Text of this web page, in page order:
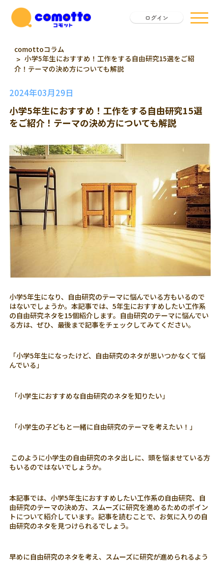
ログイン
comottoコラム
小学5年生におすすめ！工作をする自由研究15選をご紹
介！テーマの決め方についても解説
2024年03月29日
小学5年生におすすめ！工作をする自由研究15選
をご紹介！テーマの決め方についても解説
小学5年生になり、自由研究のテーマに悩んでいる方もいるので
はないでしょうか。本記事では、5年生におすすめしたい工作系
の自由研究ネタを15個紹介します。自由研究のテーマに悩んでい
る方は、ぜひ、最後まで記事をチェックしてみてください。
「小学5年生になったけど、自由研究のネタが思いつかなくて悩
んでいる」
「小学生におすすめな自由研究のネタを知りたい」
「小学生の子どもと一緒に自由研究のテーマを考えたい！」
このように小学生の自由研究のネタ出しに、頭を悩ませている方
もいるのではないでしょうか。
本記事では、小学5年生におすすめしたい工作系の自由研究、自
由研究のテーマの決め方、スムーズに研究を進めるためのポイン
トについて紹介しています。記事を読むことで、お気に入りの自
由研究のネタを見つけられるでしょう。
早めに自由研究のネタを考え、スムーズに研究が進められるよう